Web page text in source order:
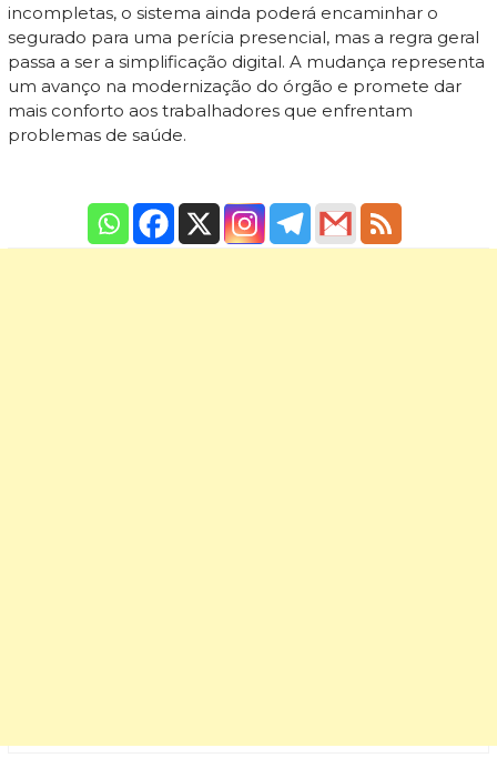
incompletas, o sistema ainda poderá encaminhar o
segurado para uma perícia presencial, mas a regra geral
passa a ser a simplificação digital. A mudança representa
um avanço na modernização do órgão e promete dar
mais conforto aos trabalhadores que enfrentam
problemas de saúde.